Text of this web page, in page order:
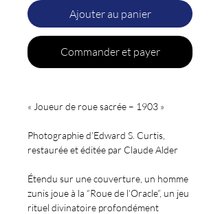
Ajouter au panier
Commander et payer
« Joueur de roue sacrée – 1903 »
Photographie d’Edward S. Curtis,
restaurée et éditée par Claude Alder
Étendu sur une couverture, un homme
zunis joue à la “Roue de l’Oracle”, un jeu
rituel divinatoire profondément